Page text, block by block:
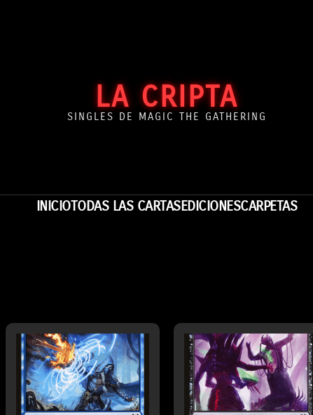
LA CRIPTA
SINGLES DE MAGIC THE GATHERING
INICIOTODAS LAS CARTASEDICIONESCARPETAS